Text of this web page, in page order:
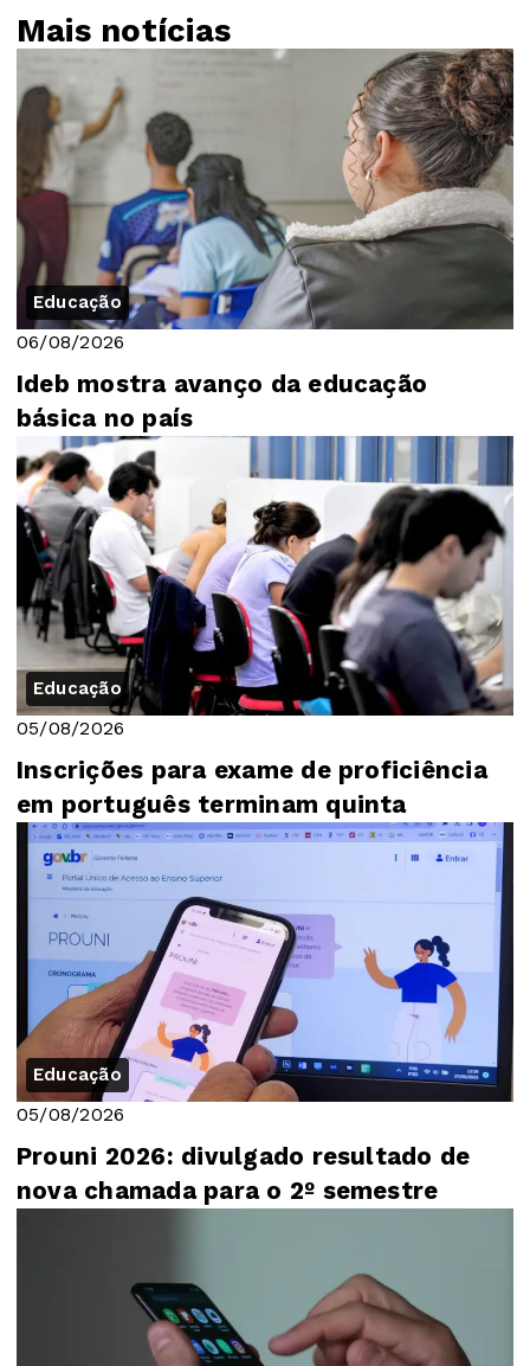
Mais notícias
Educação
06/08/2026
Ideb mostra avanço da educação
básica no país
Educação
05/08/2026
Inscrições para exame de proficiência
em português terminam quinta
Educação
05/08/2026
Prouni 2026: divulgado resultado de
nova chamada para o 2º semestre